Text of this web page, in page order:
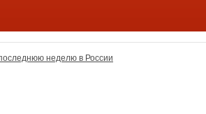
неделю в России